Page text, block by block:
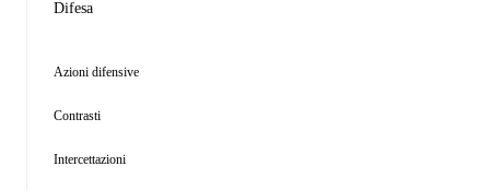
Difesa
Azioni difensive
Contrasti
Intercettazioni